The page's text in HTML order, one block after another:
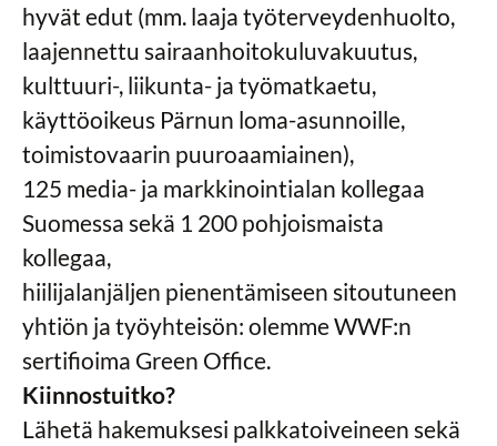
hyvät edut (mm. laaja työterveydenhuolto,
laajennettu sairaanhoitokuluvakuutus,
kulttuuri-, liikunta- ja työmatkaetu,
käyttöoikeus Pärnun loma-asunnoille,
toimistovaarin puuroaamiainen),
125 media- ja markkinointialan kollegaa
Suomessa sekä 1 200 pohjoismaista
kollegaa,
hiilijalanjäljen pienentämiseen sitoutuneen
yhtiön ja työyhteisön: olemme WWF:n
sertifioima Green Office.
Kiinnostuitko?
Lähetä hakemuksesi palkkatoiveineen sekä